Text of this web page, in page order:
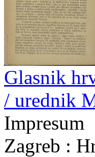
Glasnik
/ urednik
Impresum
Zagreb :